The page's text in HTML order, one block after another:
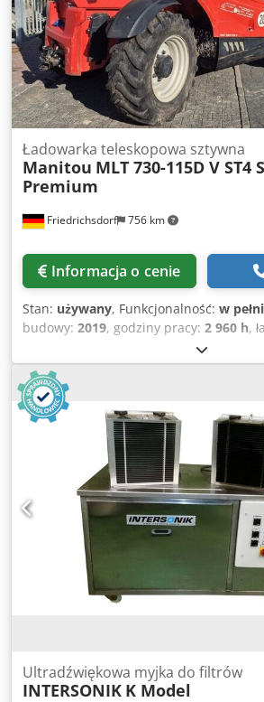
Friedrichsdorf 756 km
Ładowarka teleskopowa sztywna
Manitou MLT 730-115D V ST4
Premium
Informacja o cenie
Stan: używany, Funkcjonalność: w
budowy: 2019, godziny pracy: 2 960 h,
7 000 mm
typ masztu:teleskopowy, wysokość
mm, moc: ,
masa własna:
napędu:
Diesel, szerokość konstrukcji:
Teleskopowy wózek widłowy stały Punkt
500 Typ masztu: teleskopowy Skrzynia
Varioshift Klasa prędkości: 20 Stan:
pełni sprawny Stan techniczny:
przednich: pneumatyczne Rozmiar
R20 Stan opon przednich: 60 - 80% Typ
pneumatyczne Rozmiar opon tylnych:
Apeytytpsper Stan opon tylnych: 60 -
robocze tylne, światła robocze
kabina, klimatyzacja, certyfikat CE,
Ultradźwiękowa myjka do filtrów
INTERSONIK K Model